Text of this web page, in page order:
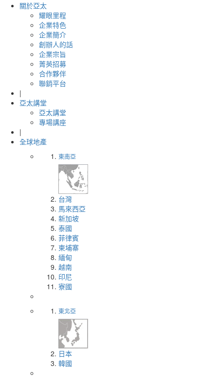
關於亞太
耀眼里程
企業特色
企業簡介
創辦人的話
企業宗旨
菁英招募
合作夥伴
聯銷平台
|
亞太講堂
亞太講堂
專場講座
|
全球地產
東南亞
台灣
馬來西亞
新加坡
泰國
菲律賓
柬埔寨
緬甸
越南
印尼
寮國
東北亞
日本
韓國